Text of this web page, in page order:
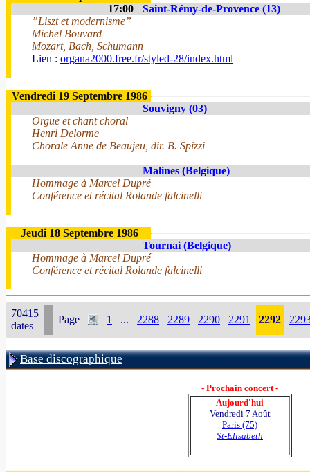
17:00
Saint-Rémy-de-Provence (13)
”Liszt et modernisme”
Michel Bouvard
Mozart, Bach, Schumann
Lien : organa2000.free.fr/styled-28/index.html
Vendredi 19 Septembre 1986
Souvigny (03)
Orgue et chant choral
Henri Delorme
Chorale Anne de Beaujeu, dir. B. Spizzi
Malines (Belgique)
Hommage à Marcel Dupré
Conférence et récital Rolande falcinelli
Jeudi 18 Septembre 1986
Tournai (Belgique)
Hommage à Marcel Dupré
Conférence et récital Rolande falcinelli
70415
dates
Page 1 ... 2288 2289 2290 2291 2292
Base discographique
- Prochain concert -
Aujourd'hui
Vendredi 7 Août
Paris (75)
St-Elisabeth